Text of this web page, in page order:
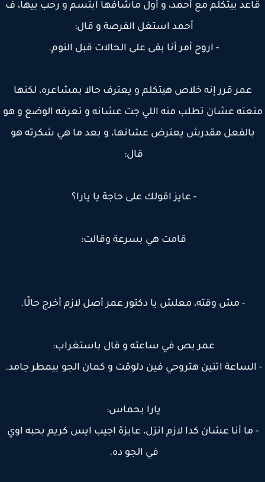
بيتكلم مع أحمد، و أول ماشافها ابتسم و رحب بيها، ف
أحمد استغل الفرصة و قال:
- اروح أمر أنا بقى على الحالات قبل النوم.
عمر قرر إنه خلاص هيتكلم و يعترف حالا بمشاعره، لكنها
عشان تطلب منه اللي جت عشانه و تعرفه الوضع و هو
بالفعل مقدرش يعترض عشانها، و بعد ما هي شكرته هو
قال:
- عايز اقولك على حاجة يا يارا؟
قامت هي بسرعة وقالت:
- مش وقته، معلش يا دكتور عمر أصل لازم أخرج حالًا.
عمر بص في ساعته و قال باستغراب:
اتنين هتروحي فين دلوقت و كمان الجو بيمطر جامد.
يارا بحماس:
أنا عشان كدا لازم انزل، عايزة اجيب ايس كريم بحبه اوي
في الجو ده.